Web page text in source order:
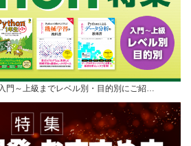
門～上級までレベル別・目的別にご紹…